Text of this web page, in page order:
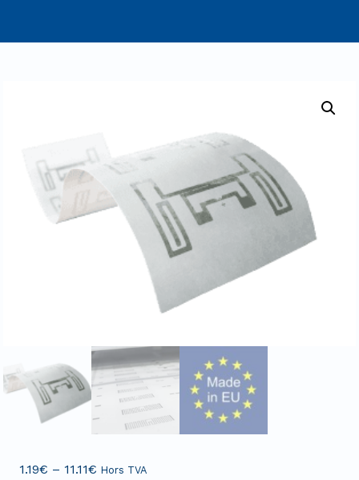
1.19€ – 11.11€ Hors TVA